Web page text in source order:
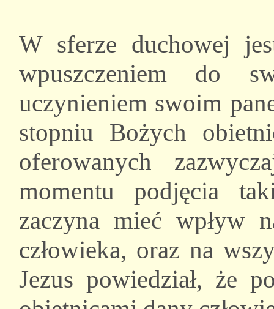
W sferze duchowej
wpuszczeniem do
uczynieniem swoim
stopniu Bożych
oferowanych
momentu podjęcia
zaczyna mieć wpływ
człowieka, oraz na
Jezus powiedział, że